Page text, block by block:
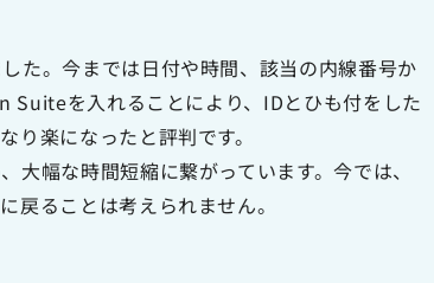
た。今までは日付や時間、該当の内線番号か
を入れることにより、IDとひも付をした
り楽になったと評判です。
幅な時間短縮に繋がっています。今では、
戻ることは考えられません。